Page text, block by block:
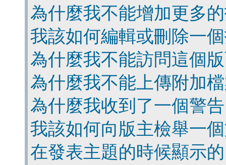
為什麼我不能增加更多
我該如何編輯或刪除一
為什麼我不能訪問這個
為什麼我不能上傳附加
為什麼我收到了一個警
我該如何向版主檢舉一
在發表主題的時候顯示